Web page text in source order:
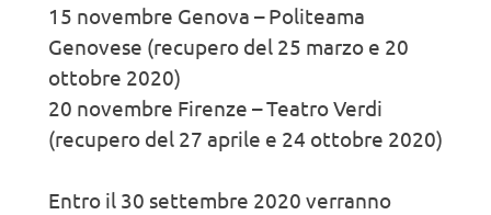
15 novembre Genova – Politeama
Genovese (recupero del 25 marzo e 20
ottobre 2020)
20 novembre Firenze – Teatro Verdi
(recupero del 27 aprile e 24 ottobre 2020)
Entro il 30 settembre 2020 verranno